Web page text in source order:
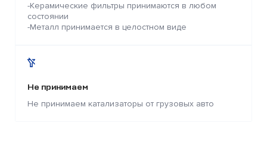
-Керамические фильтры принимаются в любом
состоянии
-Металл принимается в целостном виде
Не принимаем
Не принимаем катализаторы от грузовых авто